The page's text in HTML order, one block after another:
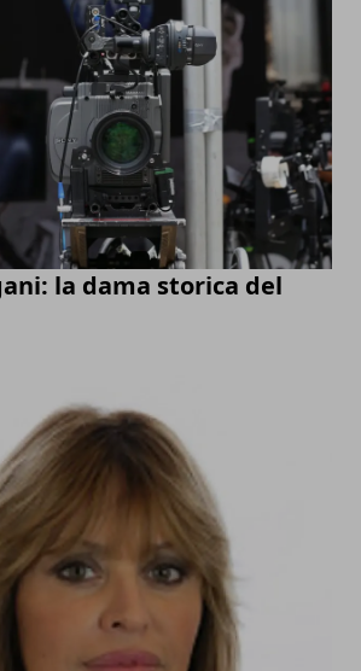
la dama storica del